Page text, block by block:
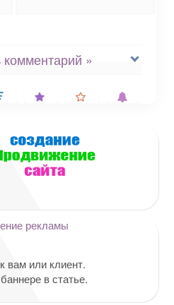
комментарий »
не будет
поля
рекламы
вам или клиент.
в статье.